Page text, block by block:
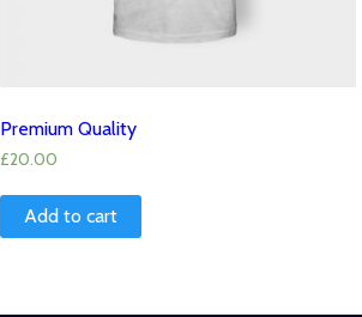
Premium Quality
£20.00
Add to cart